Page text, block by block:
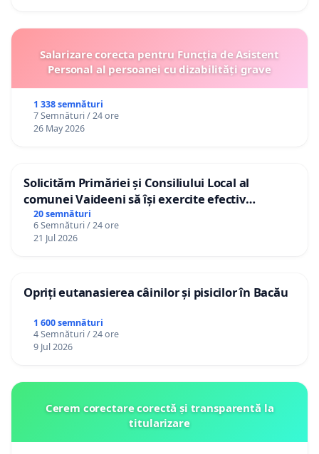
Salarizare corecta pentru Funcția de Asistent
Personal al persoanei cu dizabilități grave
1 338 semnături
7 Semnături / 24 ore
26 May 2026
Solicităm Primăriei și Consiliului Local al
comunei Vaideeni să își exercite efectiv
atribuțiile legale și să reprezinte interesele
cetățenilor în raport cu APAVIL S.A, operatorul
serviciului de apă!
20 semnături
6 Semnături / 24 ore
21 Jul 2026
Opriți eutanasierea câinilor și pisicilor în Bacău
1 600 semnături
4 Semnături / 24 ore
9 Jul 2026
Cerem corectare corectă și transparentă la
titularizare